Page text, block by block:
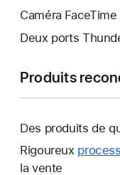
Caméra
Deux ports
Produits
Des produits de
Rigoureux
la vente